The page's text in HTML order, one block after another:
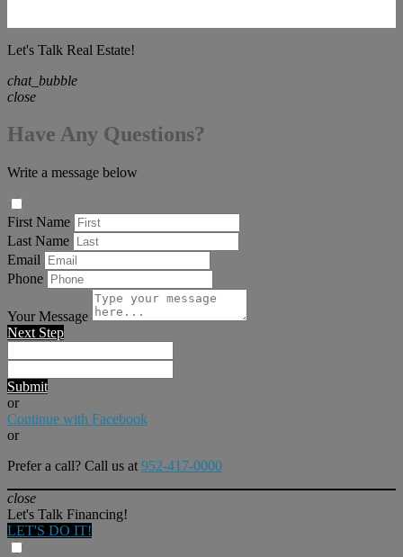
Let's Talk Real Estate!
chat_bubble
close
Have Any Questions?
Write a message below
First Name
Last Name
Email
Phone
Your Message
Next Step
Submit
or
Continue with Facebook
or
Prefer a call? Call us at 952-417-0000
close
Let's Talk Financing!
LET'S DO IT!